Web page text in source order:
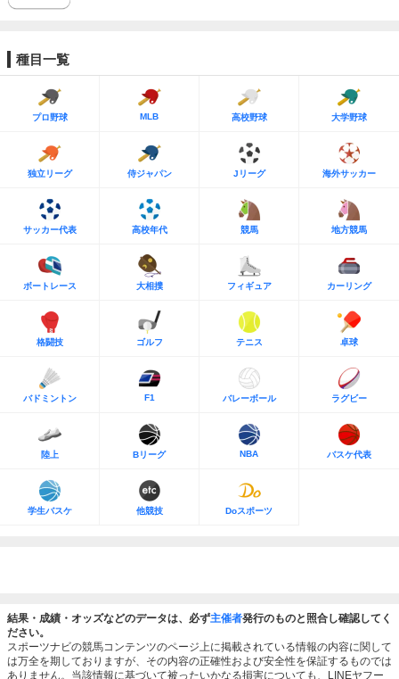
種目一覧
プロ野球 MLB 高校野球 大学野球
独立リーグ 侍ジャパン Jリーグ 海外サッカー
サッカー代表 高校年代 競馬 地方競馬
ボートレース 大相撲 フィギュア カーリング
格闘技 ゴルフ テニス 卓球
バドミントン F1 バレーボール ラグビー
陸上 Bリーグ NBA バスケ代表
学生バスケ 他競技 Doスポーツ
結果・成績・オッズなどのデータは、必ず主催者発行のものと照合し確認してく
ださい。
スポーツナビの競馬コンテンツのページ上に掲載されている情報の内容に関して
は万全を期しておりますが、その内容の正確性および安全性を保証するものでは
ありません。当該情報に基づいて被ったいかなる損害についても、LINEヤフー